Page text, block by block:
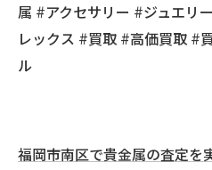
属 #アクセサリー #ジュエリ
レックス #買取 #高価買取 #
ル
福岡市南区で貴金属の査定を